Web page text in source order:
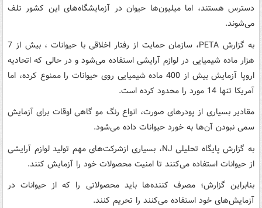
دسترس هستند، اما میلیون‌ها حیوان در آزمایشگاه‌های این کشور تلف
می‌شوند.
به گزارش PETA، سازمان حمایت از رفتار اخلاقی با حیوانات ، بیش از 7
هزار ماده شیمیایی در لوازم آرایشی استفاده می‌شود و در حالی که اتحادیه
اروپا آزمایش بیش از 400 ماده شیمیایی روی حیوانات را ممنوع کرده، اما
آمریکا تنها 14 مورد را محدود کرده است.
مقادیر بسیاری از پودرهای صورت، انواع رنگ مو گاهی اوقات برای آزمایش
سمی نبودن آن‌ها به خورد حیوانات داده می‌شود.
به گزارش پایگاه تحلیلی NJ، بسیاری ازشرکت‌های مهم تولید لوازم آرایشی
از حیوانات استفاده می‌کنند تا امنیت محصولات خود را آزمایش کنند.
بنابراین گزارش؛ مصرف کننده‌ها باید محصولاتی را که از حیوانات در
آزمایش‌های خود استفاده می‌کنند را تحریم کنند.